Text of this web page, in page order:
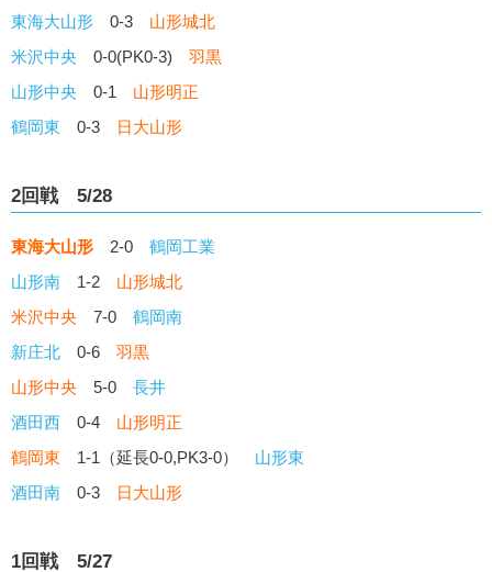
東海大山形 0-3 山形城北
米沢中央 0-0(PK0-3) 羽黒
山形中央 0-1 山形明正
鶴岡東 0-3 日大山形
2回戦 5/28
東海大山形 2-0 鶴岡工業
山形南 1-2 山形城北
米沢中央 7-0 鶴岡南
新庄北 0-6 羽黒
山形中央 5-0 長井
酒田西 0-4 山形明正
鶴岡東 1-1（延長0-0,PK3-0） 山形東
酒田南 0-3 日大山形
1回戦 5/27